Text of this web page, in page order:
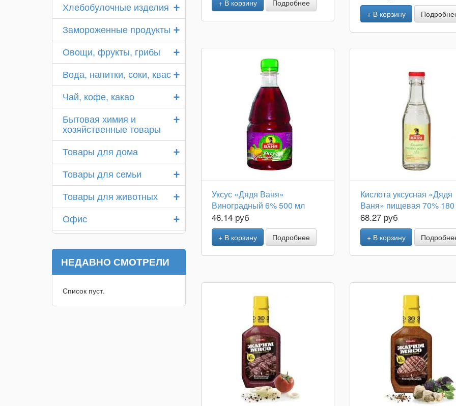
+ В корзину Подробнее
+ В корзину
Уксус «Дядя Ваня»
Виноградный 6% 500 мл
46.14 руб
+ В корзину Подробнее
Кислота уксусная «Дядя
Ваня» пищевая 70%
68.27 руб
+ В корзину
+
Хлебобулочные изделия
+
Замороженные продукты
+
Овощи, фрукты, грибы
+
Вода, напитки, соки, квас
+
Чай, кофе, какао
+
Бытовая химия и
хозяйственные товары
+
Товары для дома
+
Товары для семьи
+
Товары для животных
+
Офис
НЕДАВНО СМОТРЕЛИ
Список пуст.